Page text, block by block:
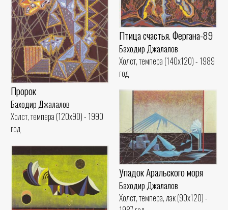
Птица счастья. Фергана-89
Баходир Джалалов
Холст, темпера (140x120) - 1989
год
Пророк
Баходир Джалалов
Холст, темпера (120x90) - 1990
год
Упадок Аральского моря
Баходир Джалалов
Холст, темпера, лак (90x120) -